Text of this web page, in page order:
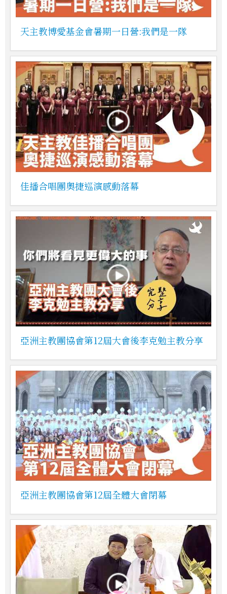
天主教博愛基金會暑期一日營:我們是一隊
佳播合唱團奧捷巡演感動落幕
亞洲主教團協會第12屆大會後李克勉主教分享
亞洲主教團協會第12屆全體大會閉幕